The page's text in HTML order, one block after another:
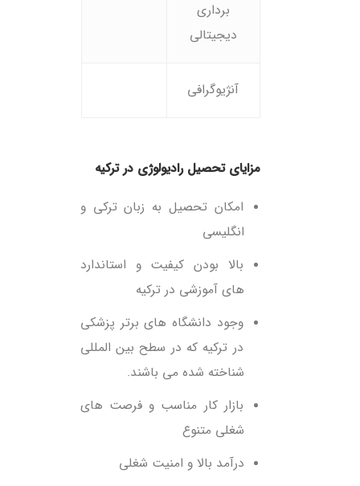
برداری
دیجیتالی
آنژیوگرافی
مزایای تحصیل رادیولوژی در ترکیه
امکان تحصیل به زبان ترکی و
انگلیسی
بالا بودن کیفیت و استاندارد
های آموزشی در ترکیه
وجود دانشگاه های برتر پزشکی
در ترکیه که در سطح بین المللی
شناخته شده می باشند.
بازار کار مناسب و فرصت های
شغلی متنوع
درآمد بالا و امنیت شغلی